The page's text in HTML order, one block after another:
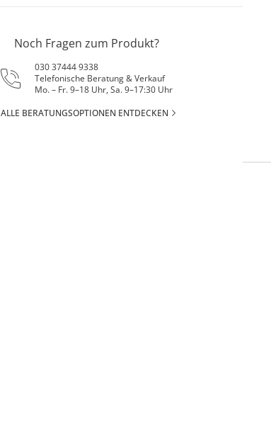
Noch Fragen zum Produkt?
030 37444 9338
Telefonische Beratung & Verkauf
Mo. – Fr. 9–18 Uhr, Sa. 9–17:30 Uhr
ALLE BERATUNGSOPTIONEN ENTDECKEN